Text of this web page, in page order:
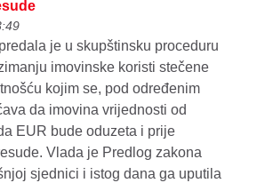
je u skupštinsku proceduru
imovinske koristi stečene
kojim se, pod određenim
da imovina vrijednosti od
EUR bude oduzeta i prije
Vlada je Predlog zakona
sjednici i istog dana ga uputila